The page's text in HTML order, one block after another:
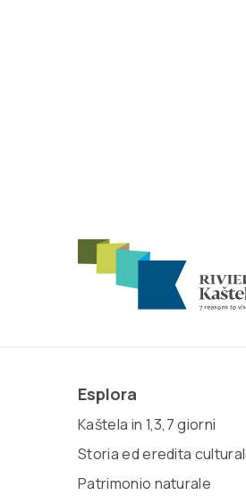
Esplora
Kaštela in 1,3,7 giorni
Storia ed eredita
Patrimonio naturale